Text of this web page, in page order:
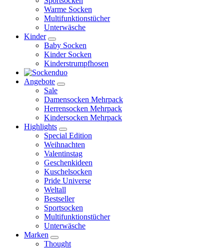
Warme Socken
Multifunktionstücher
Unterwäsche
Kinder
Baby Socken
Kinder Socken
Kinderstrumpfhosen
Angebote
Sale
Damensocken Mehrpack
Herrensocken Mehrpack
Kindersocken Mehrpack
Highlights
Special Edition
Weihnachten
Valentinstag
Geschenkideen
Kuschelsocken
Pride Universe
Weltall
Bestseller
Sportsocken
Multifunktionstücher
Unterwäsche
Marken
Thought